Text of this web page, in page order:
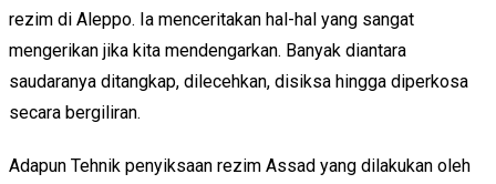
rezim di Aleppo. Ia menceritakan hal-hal yang sangat
mengerikan jika kita mendengarkan. Banyak diantara
saudaranya ditangkap, dilecehkan, disiksa hingga diperkosa
secara bergiliran.
Adapun Tehnik penyiksaan rezim Assad yang dilakukan oleh